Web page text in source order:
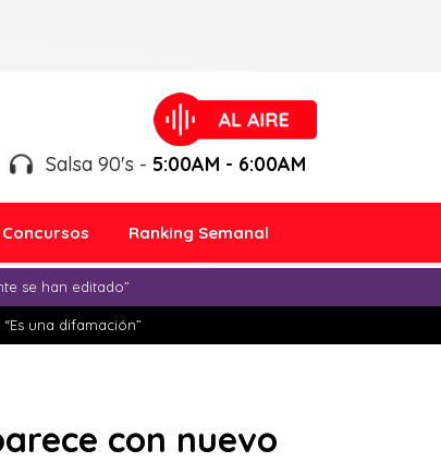
Salsa 90's - 5:00AM - 6:00AM
Concursos Ranking Semanal
se han editado”
una difamación”
con nuevo